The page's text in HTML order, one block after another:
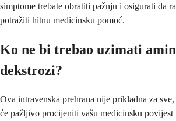
simptome trebate obratiti pažnju i osigurati da
potražiti hitnu medicinsku pomoć.
Ko ne bi trebao uzimati
dekstrozi?
Ova intravenska prehrana nije prikladna za
će pažljivo procijeniti vašu medicinsku povijest